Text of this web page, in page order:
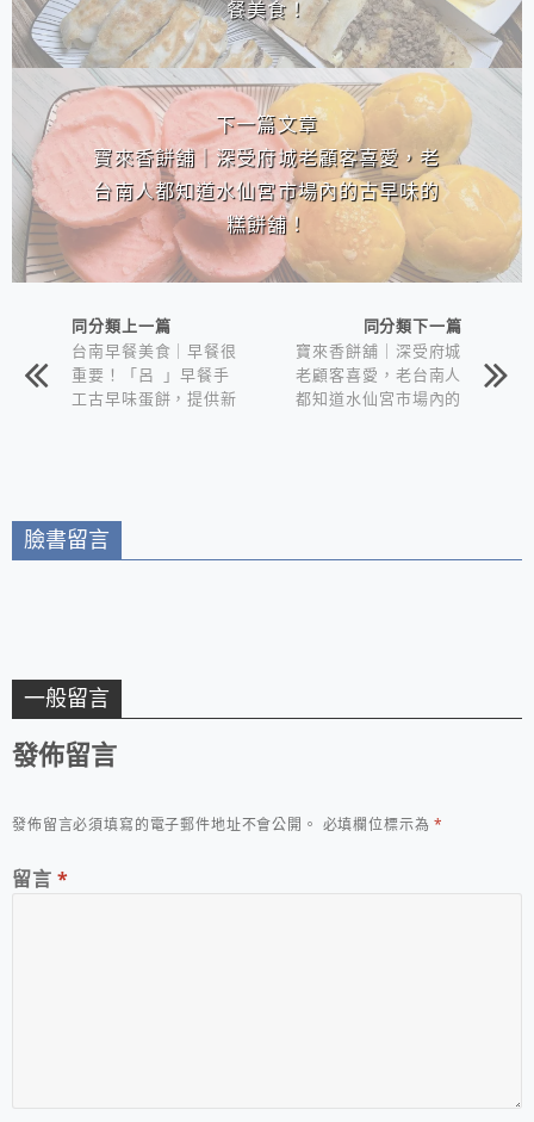
餐美食！
下一篇文章
寶來香餅舖｜深受府城老顧客喜愛，老
台南人都知道水仙宮市場內的古早味的
糕餅舖！
同分類上一篇
台南早餐美食｜早餐很
重要！「呂 」早餐手
工古早味蛋餅，提供新
同分類下一篇
寶來香餅舖｜深受府城
老顧客喜愛，老台南人
都知道水仙宮市場內的
臉書留言
一般留言
發佈留言
發佈留言必須填寫的電子郵件地址不會公開。 必填欄位標示為*
留言 *